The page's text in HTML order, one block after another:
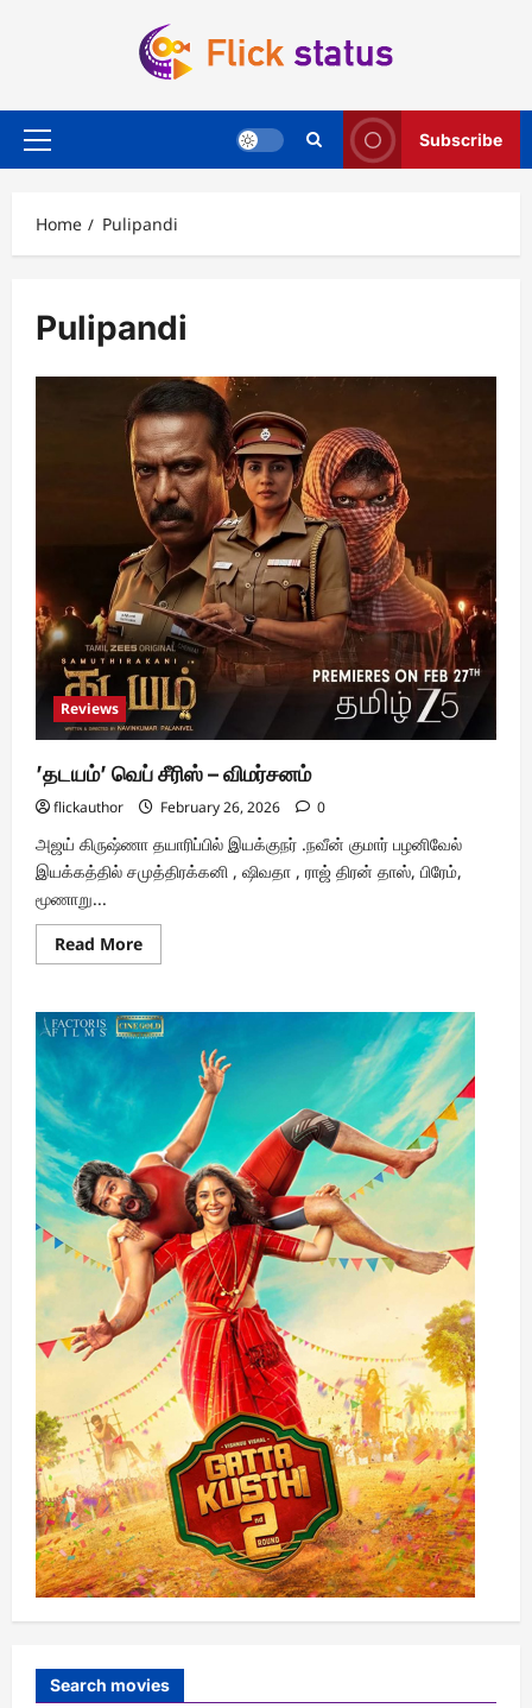
Primary
Subscribe
Home Pulipandi
Pulipandi
Reviews
’தடயம்’ வெப் சீரிஸ் – விமர்சனம்
flickauthor February 26, 2026 0
அஜய் கிருஷ்ணா தயாரிப்பில் இயக்குநர் .நவீன் குமார் பழனிவேல்
இயக்கத்தில் சமுத்திரக்கனி , ஷிவதா , ராஜ் திரன் தாஸ், பிரேம்,
மூணாறு...
Read MoreRead
more
வெப்
சீரிஸ்
–
விமர்சனம்
Search movies